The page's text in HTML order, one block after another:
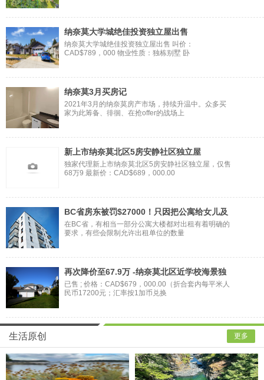
纳奈莫大学城绝佳投资独立屋出售
纳奈莫大学城绝佳投资独立屋出售 叫价：
CAD$789，000 物业性质：独栋别墅 卧
纳奈莫3月买房记
2021年3月的纳奈莫房产市场，持续升温中。众多买
家为此筹备、徘徊、在抢offer的战场上
新上市纳奈莫北区5房安静社区独立屋
独家代理新上市纳奈莫北区5房安静社区独立屋，仅售
68万9 最新价：CAD$689，000.00
BC省房东被罚$27000！只因把公寓给女儿及
其
在BC省，有相当一部分公寓大楼都对出租有着明确的
要求，有些会限制允许出租单位的数量
再次降价至67.9万 -纳奈莫北区近学校海景独
已售 ; 价格：CAD$679，000.00（折合套内每平米人
民币17200元；汇率按1加币兑换
生活原创 更多